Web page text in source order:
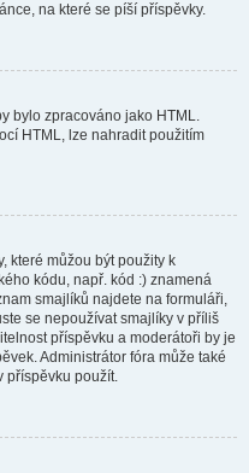
na které se píší příspěvky.
bylo zpracováno jako HTML.
HTML, lze nahradit použitím
které můžou být použity k
kódu, např. kód :) znamená
smajlíků najdete na formuláři,
se nepoužívat smajlíky v příliš
příspěvku a moderátoři by je
Administrátor fóra může také
příspěvku použít.